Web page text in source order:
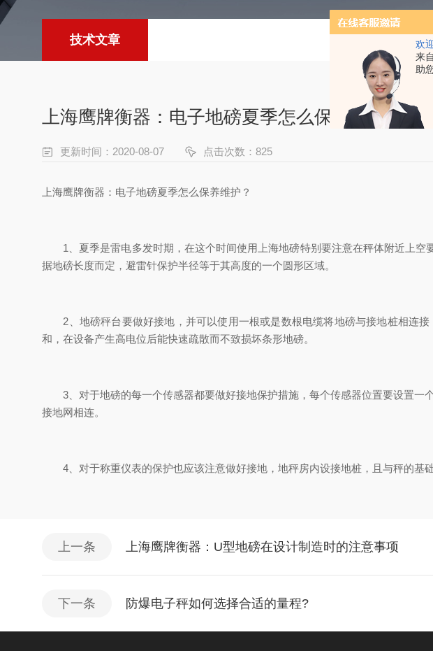
欢
来
助
技术文章
上海鹰牌衡器：电子地磅夏季怎么保养维护？
更新时间：2020-08-07 点击次数：825
上海鹰牌衡器：电子地磅夏季怎么保养维护？
1、夏季是雷电多发时期，在这个时间使用上海地磅特别要注意在秤体附近上空
据地磅长度而定，避雷针保护半径等于其高度的一个圆形区域。
2、地磅秤台要做好接地，并可以使用一根或是数根电缆将地磅与接地桩相连接
和，在设备产生高电位后能快速疏散而不致损坏条形地磅。
3、对于地磅的每一个传感器都要做好接地保护措施，每个传感器位置要设置一
接地网相连。
4、对于称重仪表的保护也应该注意做好接地，地秤房内设接地桩，且与秤的基
上一条 上海鹰牌衡器：U型地磅在设计制造时的注意事项
下一条 防爆电子秤如何选择合适的量程?